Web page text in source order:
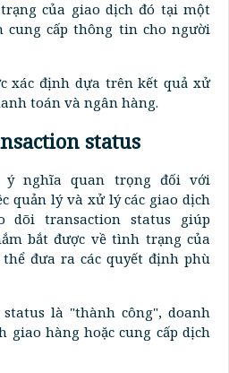
của giao dịch đó tại một
cấp thông tin cho người
xác định dựa trên kết quả xử
toán và ngân hàng.
status
ý nghĩa quan trọng đối với
quản lý và xử lý các giao dịch
dõi transaction status giúp
bắt được về tình trạng của
đưa ra các quyết định phù
là "thành công", doanh
giao hàng hoặc cung cấp dịch